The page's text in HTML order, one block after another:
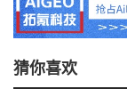
猜你喜欢